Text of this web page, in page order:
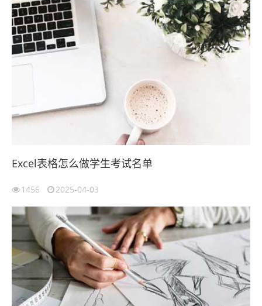
Excel表格怎么做学生考试名单
1456 2025-04-03